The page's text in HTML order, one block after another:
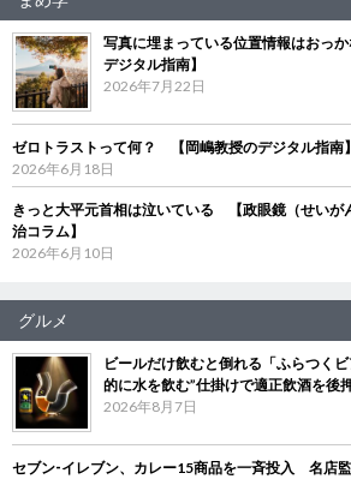
写真に埋まっている位置情報はおっ
デジタル指南】
2026年7月22日
ゼロトラストって何？ 【岡嶋教授のデジタル指南】
2026年6月18日
きっと大平元首相は泣いている 【政眼鏡（せいが
治コラム】
2026年6月10日
グルメ
ビールだけ飲むと倒れる「ふらつく
的に水を飲む”仕掛けで適正飲酒を後
2026年8月7日
セブン‐イレブン、カレー15商品を一斉投入 名店